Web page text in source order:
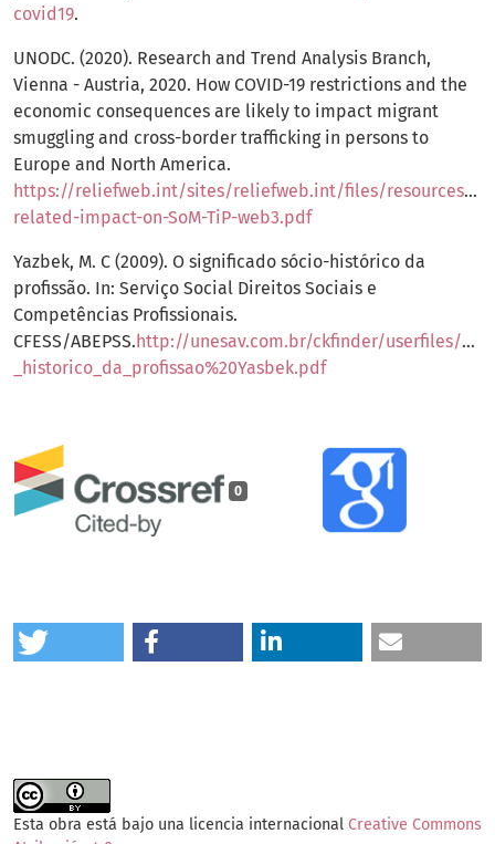
0
covid19.
UNODC. (2020). Research and Trend Analysis Branch,
Vienna - Austria, 2020. How COVID-19 restrictions and the
economic consequences are likely to impact migrant
smuggling and cross-border trafficking in persons to
Europe and North America.
https://reliefweb.int/sites/reliefweb.int/files/resources/
related-impact-on-SoM-TiP-web3.pdf
Yazbek, M. C (2009). O significado sócio-histórico da
profissão. In: Serviço Social Direitos Sociais e
Competências Profissionais.
CFESS/ABEPSS. http://unesav.com.br/ckfinder/userfiles/
_historico_da_profissao%20Yasbek.pdf
Esta obra está bajo una licencia internacional Creative Commons